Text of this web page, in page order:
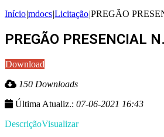
Início|mdocs|Licitação|PREGÃO
PREGÃO PRESENCIAL
Download
150 Downloads
Última Atualiz.: 07-06-2021 16:43
DescriçãoVisualizar